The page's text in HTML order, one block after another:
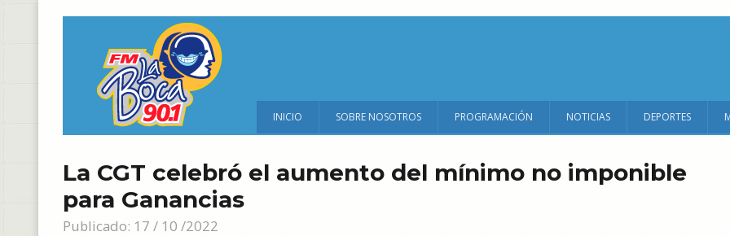
INICIO SOBRE NOSOTROS PROGRAMACIÓN NOTICIAS DEPORTES
La CGT celebró el aumento del mínimo no imponible
para Ganancias
Publicado: 17 / 10 /2022